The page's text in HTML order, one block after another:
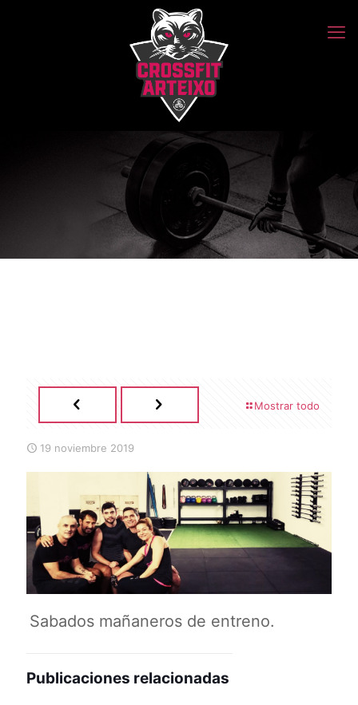
Mostrar todo
19 noviembre 2019
Sabados mañaneros de entreno.
Publicaciones relacionadas